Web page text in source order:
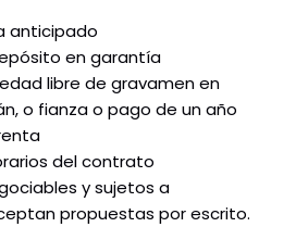
anticipado
en garantía
libre de gravamen en
o fianza o pago de un año
del contrato
y sujetos a
propuestas por escrito.